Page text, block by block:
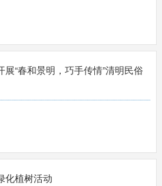
“春和景明，巧手传情”清明民俗
化植树活动